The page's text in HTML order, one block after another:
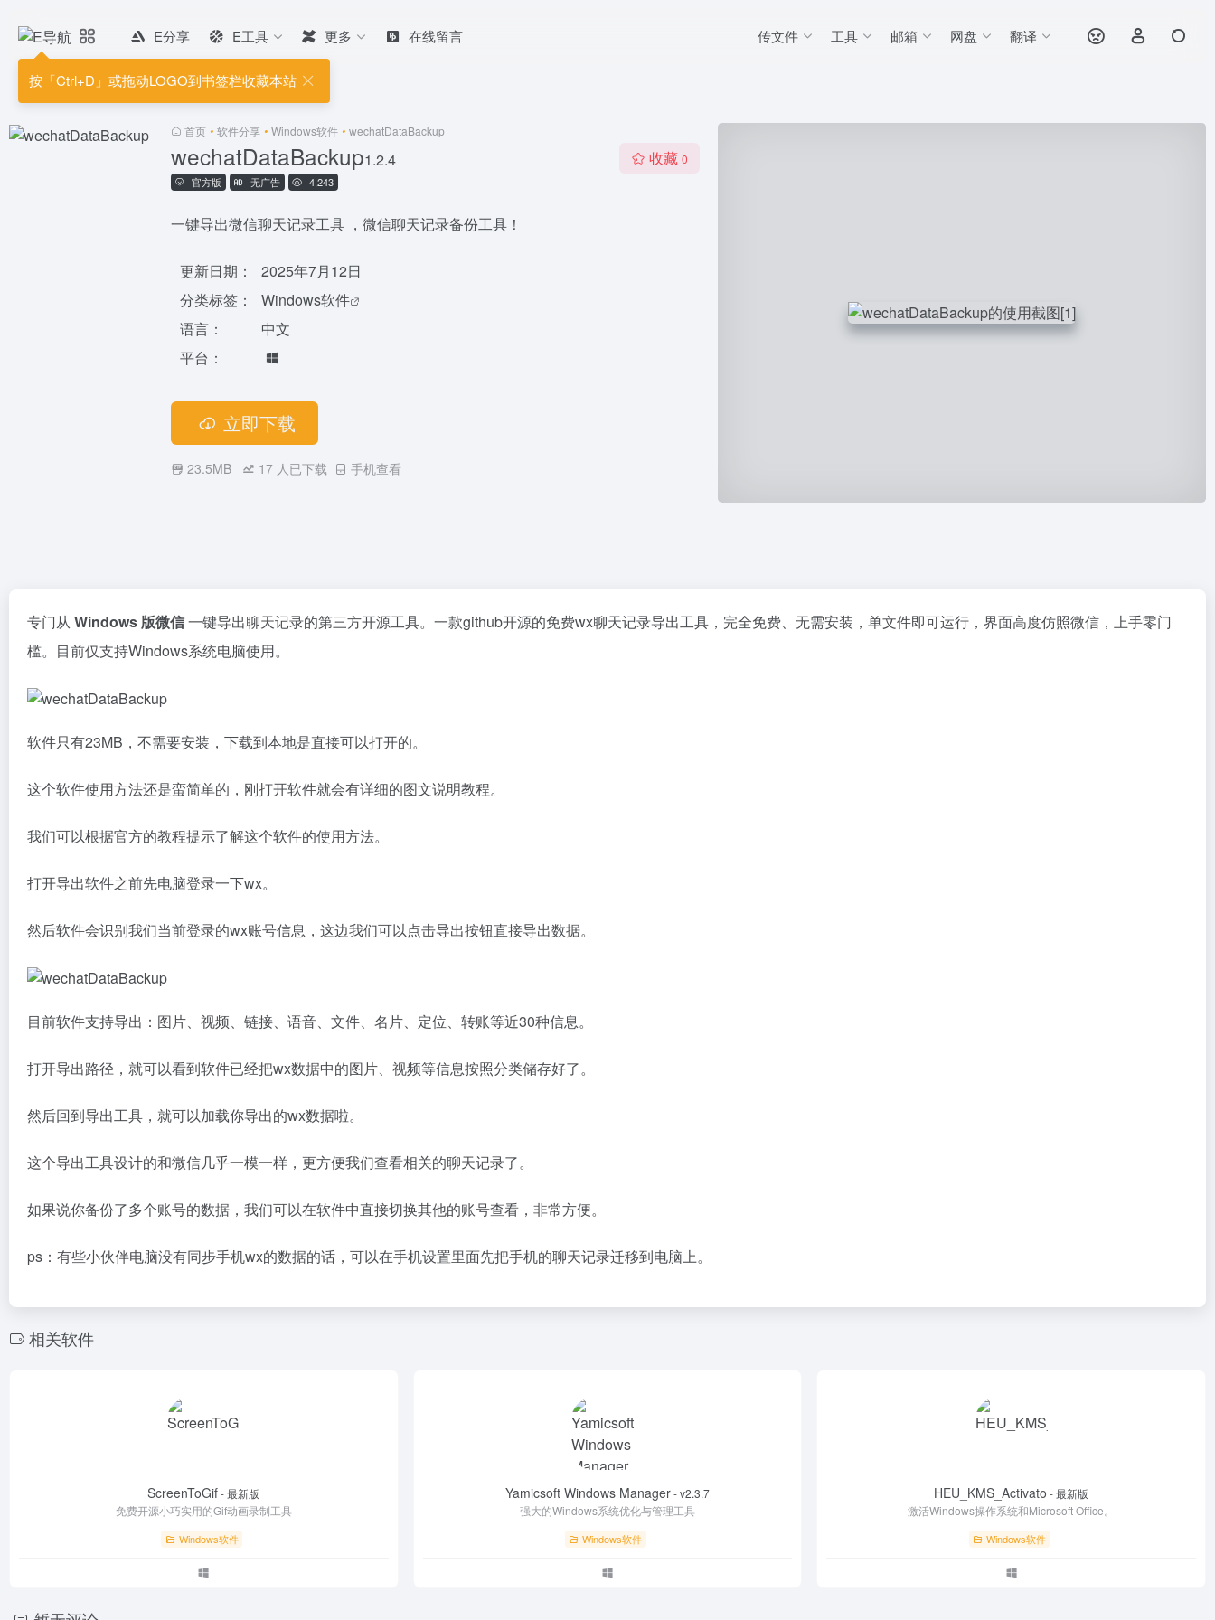
按「Ctrl+D」或拖动LOGO到书签栏收藏本站
E分享 E工具 更多 在线留言 传文件 工具 邮箱 网盘 翻译
首页 • 软件分享 • Windows软件 • wechatDataBackup
wechatDataBackup1.2.4
官方版 无广告 4,243
收藏 0
一键导出微信聊天记录工具 ，微信聊天记录备份工具！
更新日期：
2025年7月12日
分类标签：
Windows软件
语言：
中文
平台：
立即下载
23.5MB 17 人已下载 手机查看
专门从 Windows 版微信一键导出聊天记录的第三方开源工具。一款github开源的免费wx聊天记录导出工具，完全免费、无需安装，单文件即可运行，界面高度仿照微信，上手零门
槛。目前仅支持Windows系统电脑使用。
软件只有23MB，不需要安装，下载到本地是直接可以打开的。
这个软件使用方法还是蛮简单的，刚打开软件就会有详细的图文说明教程。
我们可以根据官方的教程提示了解这个软件的使用方法。
打开导出软件之前先电脑登录一下wx。
然后软件会识别我们当前登录的wx账号信息，这边我们可以点击导出按钮直接导出数据。
目前软件支持导出：图片、视频、链接、语音、文件、名片、定位、转账等近30种信息。
打开导出路径，就可以看到软件已经把wx数据中的图片、视频等信息按照分类储存好了。
然后回到导出工具，就可以加载你导出的wx数据啦。
这个导出工具设计的和微信几乎一模一样，更方便我们查看相关的聊天记录了。
如果说你备份了多个账号的数据，我们可以在软件中直接切换其他的账号查看，非常方便。
ps：有些小伙伴电脑没有同步手机wx的数据的话，可以在手机设置里面先把手机的聊天记录迁移到电脑上。
相关软件
ScreenToGif- 最新版
免费开源小巧实用的Gif动画录制工具
Windows软件
Yamicsoft Windows Manager- v2.3.7
强大的Windows系统优化与管理工具
Windows软件
HEU_KMS_Activato - 最新版
激活Windows操作系统和Microsoft Office。
Windows软件